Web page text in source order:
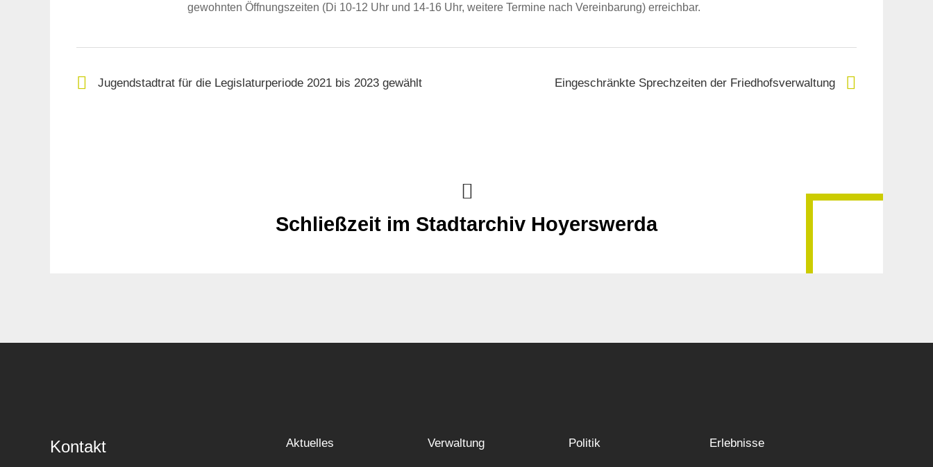
gewohnten Öffnungszeiten (Di 10-12 Uhr und 14-16 Uhr, weitere Termine nach Vereinbarung) erreichbar.
Jugendstadtrat für die Legislaturperiode 2021 bis 2023 gewählt Eingeschränkte Sprechzeiten der Friedhofsverwaltung
Schließzeit im Stadtarchiv Hoyerswerda
Kontakt Aktuelles Verwaltung Politik Erlebnisse